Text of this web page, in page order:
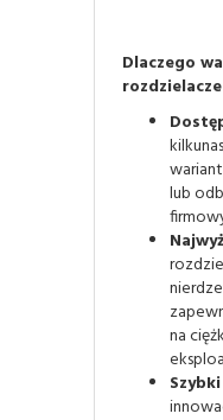
Dlaczego
lub
na